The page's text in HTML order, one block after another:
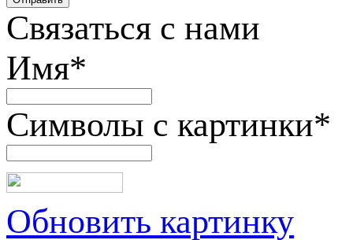
Связаться с нами
Имя*
Символы с картинки*
Обновить картинку